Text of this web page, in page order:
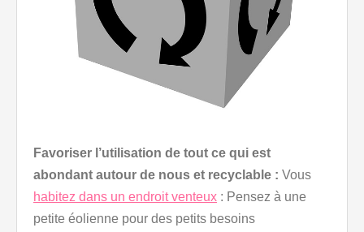
Favoriser l’utilisation de tout ce qui est
abondant autour de nous et recyclable : Vous
habitez dans un endroit venteux : Pensez à une
petite éolienne pour des petits besoins